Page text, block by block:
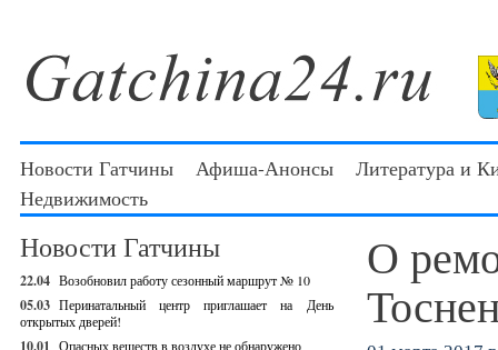
Новости Гатчины Афиша-Анонсы
Литература и
Недвижимость
Новости Гатчины
22.04 Возобновил работу сезонный маршрут № 10
05.03 Перинатальный центр приглашает на День
открытых дверей!
10.01 Опасных веществ в воздухе не обнаружено
О